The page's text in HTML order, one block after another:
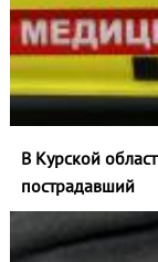
В Курской
пострадавший